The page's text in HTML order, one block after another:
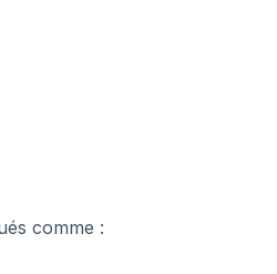
comme :